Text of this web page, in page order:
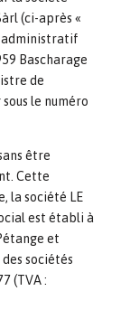
(ci-après «
administratif
Bascharage
de
le numéro
être
Cette
la société LE
est établi à
et
sociétés
(TVA :